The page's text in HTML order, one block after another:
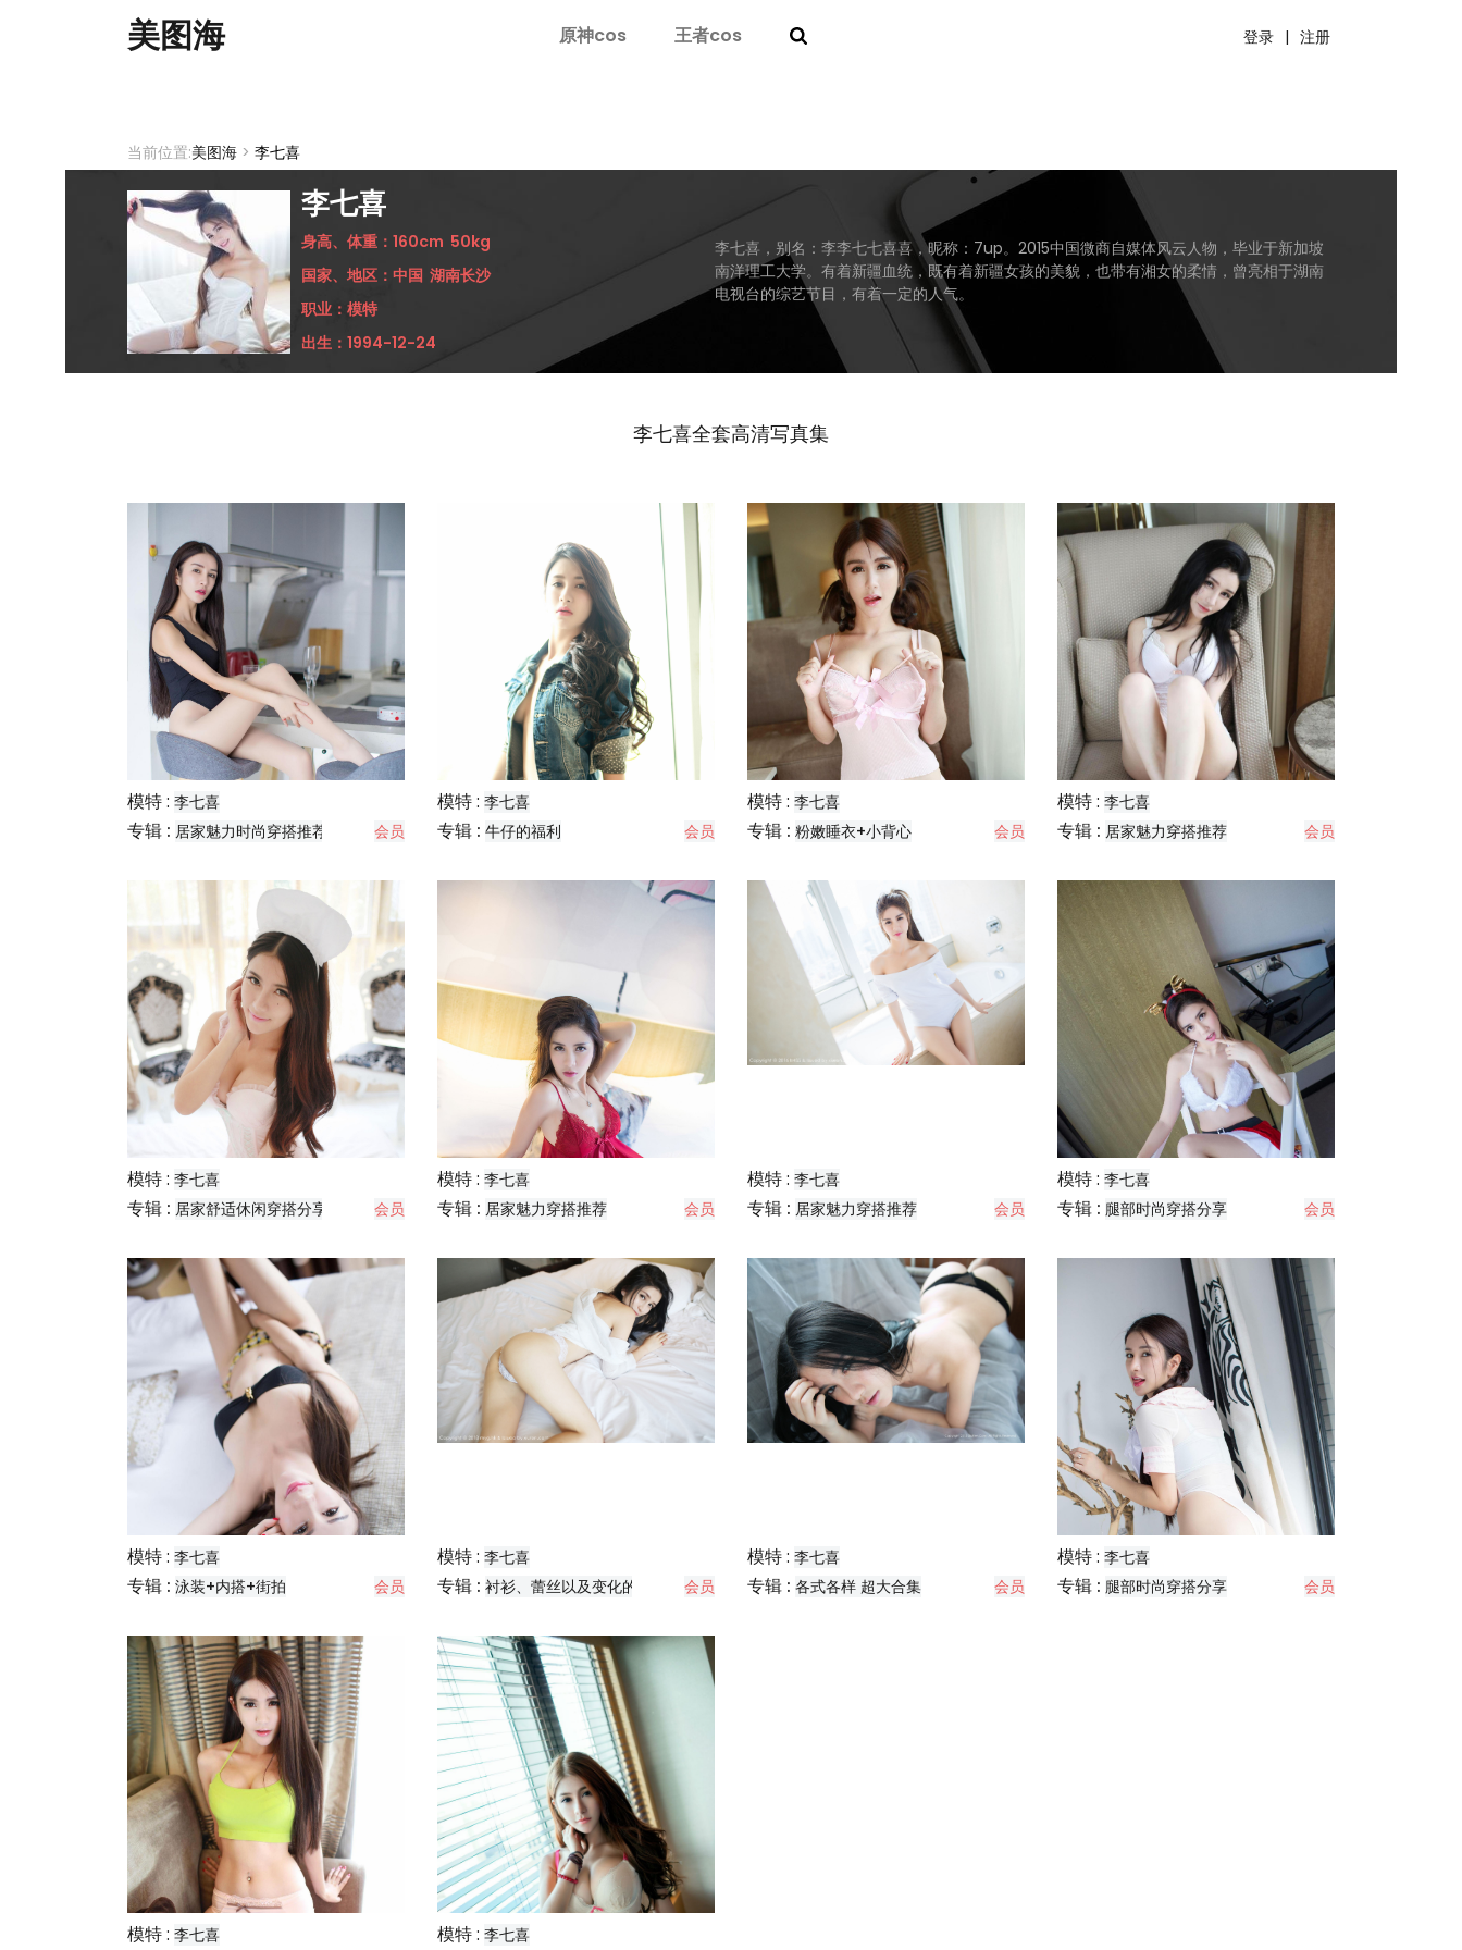
美图海 原神cos 王者cos 登录 | 注册
当前位置:美图海 > 李七喜
李七喜
身高、体重： 160cm 50kg
国家、地区： 中国 湖南长沙
职业： 模特
出生： 1994-12-24
李七喜，别名：李李七七喜喜，昵称：7up。2015中国微商自媒体风云人物，毕业于新加坡
南洋理工大学。有着新疆血统，既有着新疆女孩的美貌，也带有湘女的柔情，曾亮相于湖南
电视台的综艺节目，有着一定的人气。
李七喜全套高清写真集
模特 : 李七喜
专辑 : 居家魅力时尚穿搭推荐 会员
模特 : 李七喜
专辑 : 牛仔的福利 会员
模特 : 李七喜
专辑 : 粉嫩睡衣+小背心 会员
模特 : 李七喜
专辑 : 居家魅力穿搭推荐 会员
模特 : 李七喜
专辑 : 居家舒适休闲穿搭分享 会员
模特 : 李七喜
专辑 : 居家魅力穿搭推荐 会员
模特 : 李七喜
专辑 : 居家魅力穿搭推荐 会员
模特 : 李七喜
专辑 : 腿部时尚穿搭分享 会员
模特 : 李七喜
专辑 : 泳装+内搭+街拍 会员
模特 : 李七喜
专辑 : 衬衫、蕾丝以及变化的撩人姿势会员
模特 : 李七喜
专辑 : 各式各样 超大合集 会员
模特 : 李七喜
专辑 : 腿部时尚穿搭分享 会员
模特 : 李七喜 模特 : 李七喜